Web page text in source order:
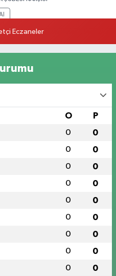
Eczaneler
O P
0 0
0 0
0 0
0 0
0 0
0 0
0 0
0 0
0 0